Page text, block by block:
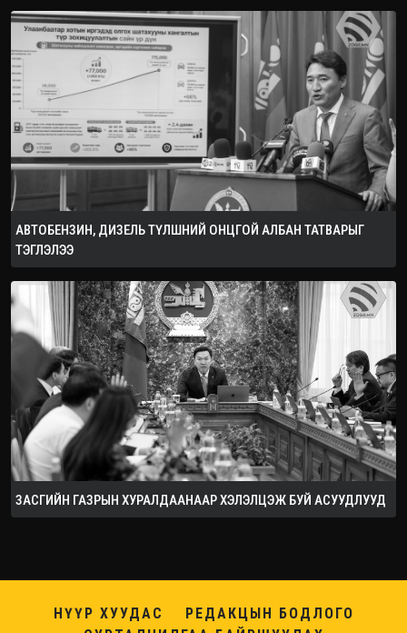
АВТОБЕНЗИН, ДИЗЕЛЬ ТҮЛШНИЙ ОНЦГОЙ АЛБАН ТАТВАРЫГ
ТЭГЛЭЛЭЭ
ЗАСГИЙН ГАЗРЫН ХУРАЛДААНААР ХЭЛЭЛЦЭЖ БУЙ АСУУДЛУУД
НҮҮР ХУУДАС
РЕДАКЦЫН БОДЛОГО